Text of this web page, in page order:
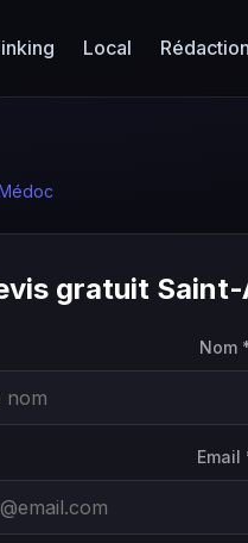
Local Rédaction
gratuit
Nom
Email